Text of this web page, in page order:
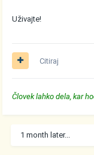
Uživajte!
Citiraj
Človek lahko dela, kar
1 month later...